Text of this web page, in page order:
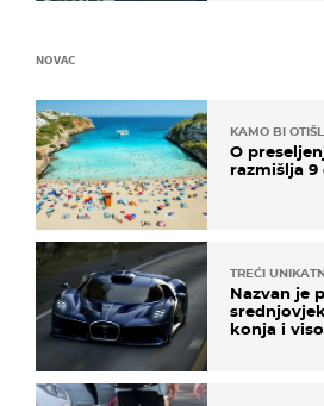
NOVAC
KAMO BI
O
razmišlja 9
TREĆI
Nazvan je
konja i